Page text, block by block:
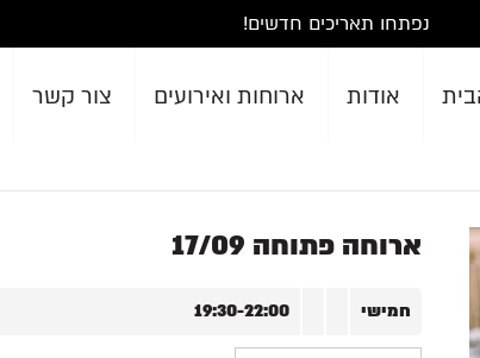
נפתחו תאריכים חדשים!
אודות ארוחות ואירועים צור קשר
ארוחה פתוחה 17/09
חמישי 19:30-22:00